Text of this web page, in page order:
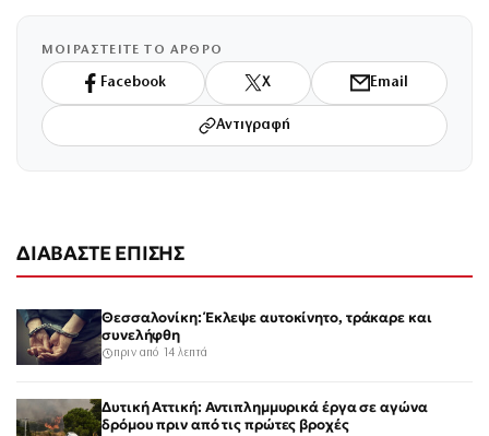
ΜΟΙΡΑΣΤΕΙΤΕ ΤΟ ΑΡΘΡΟ
Facebook X Email
Αντιγραφή
ΔΙΑΒΑΣΤΕ ΕΠΙΣΗΣ
Θεσσαλονίκη: Έκλεψε αυτοκίνητο, τράκαρε και
συνελήφθη
πριν από 14 λεπτά
Δυτική Αττική: Αντιπλημμυρικά έργα σε αγώνα
δρόμου πριν από τις πρώτες βροχές